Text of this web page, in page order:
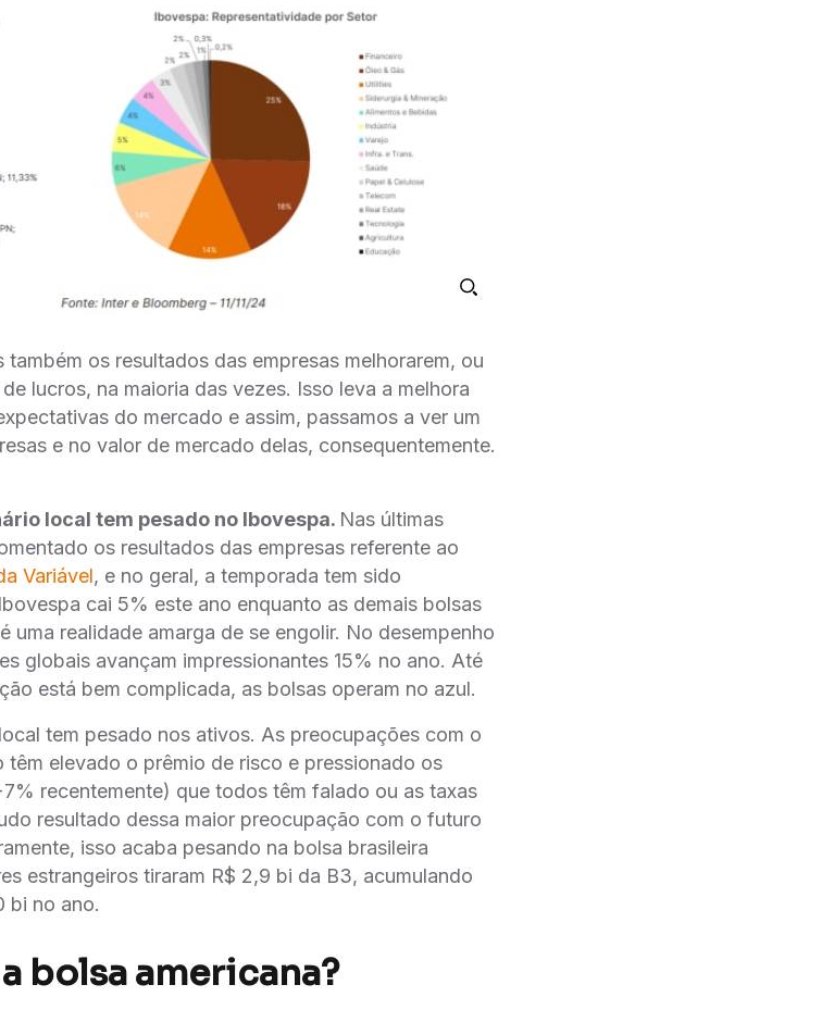
os resultados das empresas melhorarem, ou
lucros, na maioria das vezes. Isso leva a melhora
do mercado e assim, passamos a ver um
e no valor de mercado delas, consequentemente.
local tem pesado no Ibovespa. Nas últimas
os resultados das empresas referente ao
Variável, e no geral, a temporada tem sido
cai 5% este ano enquanto as demais bolsas
uma realidade amarga de se engolir. No desempenho
globais avançam impressionantes 15% no ano. Até
está bem complicada, as bolsas operam no azul.
tem pesado nos ativos. As preocupações com o
elevado o prêmio de risco e pressionado os
recentemente) que todos têm falado ou as taxas
resultado dessa maior preocupação com o futuro
isso acaba pesando na bolsa brasileira
estrangeiros tiraram R$ 2,9 bi da B3, acumulando
bi no ano.
bolsa americana?